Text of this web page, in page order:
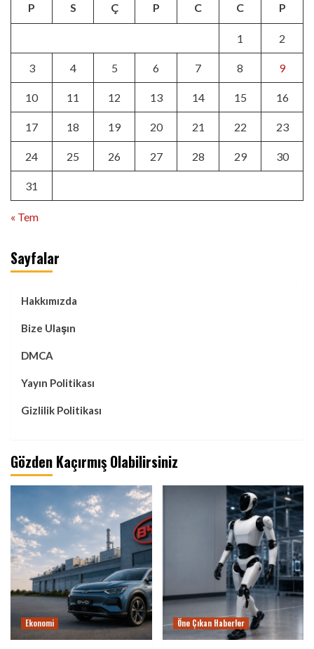
P S Ç P C C P
1 2
3 4 5 6 7 8 9
10 11 12 13 14 15 16
17 18 19 20 21 22 23
24 25 26 27 28 29 30
31
« Tem
Sayfalar
Hakkımızda
Bize Ulaşın
DMCA
Yayın Politikası
Gizlilik Politikası
Gözden Kaçırmış Olabilirsiniz
Ekonomi Öne Çıkan Haberler